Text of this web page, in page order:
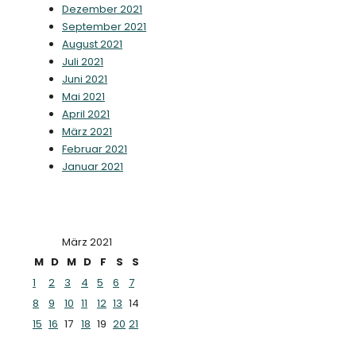
Dezember 2021
September 2021
August 2021
Juli 2021
Juni 2021
Mai 2021
April 2021
März 2021
Februar 2021
Januar 2021
März 2021
M D M D F S
S
1
2 3 4 5 6
7
8
9 10 11 12 13 14
15 16 17 18 19 20 21